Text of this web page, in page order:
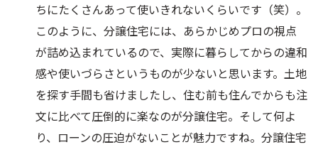
ちにたくさんあって使いきれないくらいです（笑）。
このように、分譲住宅には、あらかじめプロの視点
が詰め込まれているので、実際に暮らしてからの違和
感や使いづらさというものが少ないと思います。土地
を探す手間も省けましたし、住む前も住んでからも注
文に比べて圧倒的に楽なのが分譲住宅。そして何よ
り、ローンの圧迫がないことが魅力ですね。分譲住宅